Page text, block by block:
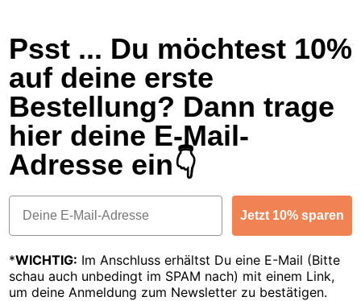
Psst ... Du möchtest 10%
auf deine erste
Bestellung? Dann trage
hier deine E-Mail-
Adresse ein👇
Email
Jetzt 10% sparen
*WICHTIG: Im Anschluss erhältst Du eine E-Mail (Bitte
schau auch unbedingt im SPAM nach) mit einem Link,
um deine Anmeldung zum Newsletter zu bestätigen.